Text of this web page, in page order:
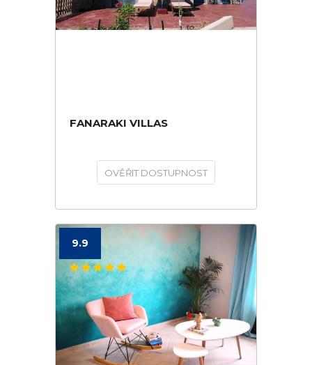
FANARAKI VILLAS
OVĚŘIT DOSTUPNOST
9.9